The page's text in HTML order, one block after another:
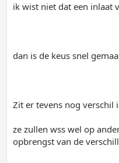
ik wist niet dat een inlaat
dan is de keus snel
Zit er tevens nog verschil
ze zullen wss wel op
opbrengst van de